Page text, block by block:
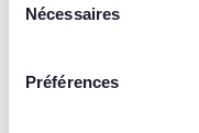
Nécessaires
Préférences
Chiffre d’affaires